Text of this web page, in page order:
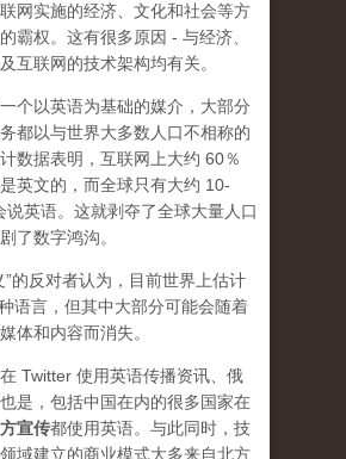
网实施的经济、文化和社会等方
霸权。这有很多原因 - 与经济、
互联网的技术架构均有关。
个以英语为基础的媒介，大部分
都以与世界大多数人口不相称的
数据表明，互联网上大约 60％
英文的，而全球只有大约 10-
说英语。这就剥夺了全球大量人口
了数字鸿沟。
”的反对者认为，目前世界上估计
语言，但其中大部分可能会随着
体和内容而消失。
Twitter 使用英语传播资讯、俄
是，包括中国在内的很多国家在
宣传都使用英语。与此同时，技
域建立的商业模式大多来自北方